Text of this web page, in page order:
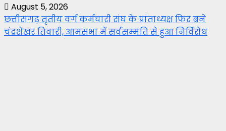
August 5, 2026
छत्तीसगढ़ तृतीय वर्ग कर्मचारी संघ के प्रांताध्यक्ष फिर बने
चंद्रशेखर तिवारी, आमसभा में सर्वसम्मति से हुआ निर्विरोध